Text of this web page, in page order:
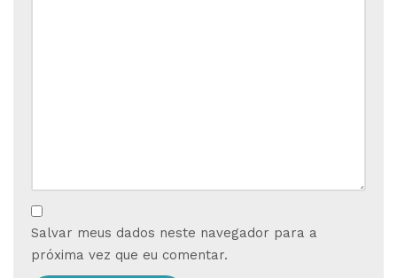
Salvar meus dados neste navegador para a
próxima vez que eu comentar.